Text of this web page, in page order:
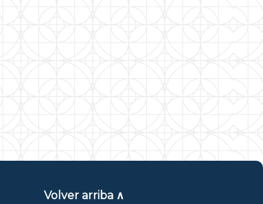
Volver arriba ∧